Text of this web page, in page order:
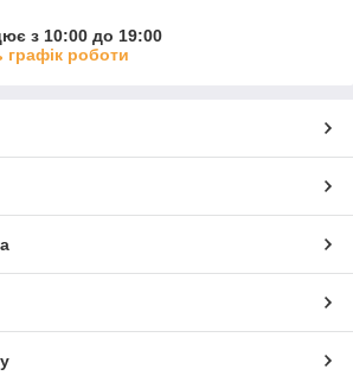
з 10:00 до 19:00
графік роботи